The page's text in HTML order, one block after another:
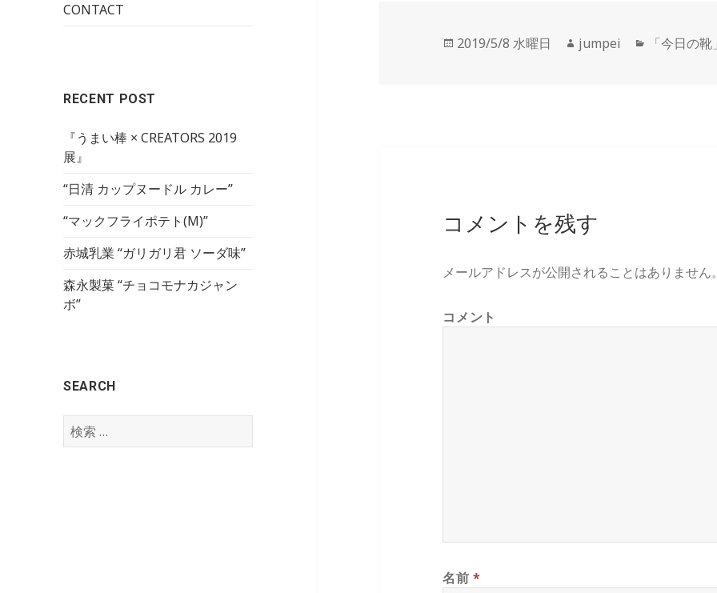
CONTACT
RECENT POST
『うまい棒 × CREATORS 2019
展』
“日清 カップヌードル カレー”
“マックフライポテト(M)”
赤城乳業 “ガリガリ君 ソーダ味”
森永製菓 “チョコモナカジャン
ボ”
SEARCH
検
索
投
2019/5/8 水曜日
作
jumpei
カ
「今日の靴
コメントを残す
メールアドレスが公開されることはありません
コメント
名前*